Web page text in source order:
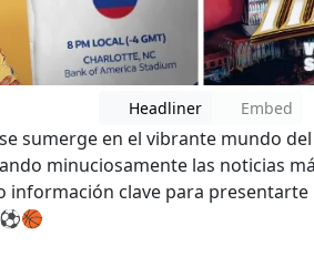
Headliner Embed
sumerge en el vibrante mundo
minuciosamente las noticias
información clave para